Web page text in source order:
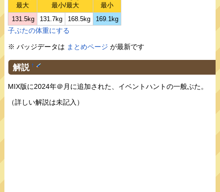
最大
最小/最大
最小
131.5kg
131.7kg 168.5kg 169.1kg
子ぶたの体重にする
※ バッジデータは まとめページ が最新です
解説 †
MIX版に2024年＠月に追加された、イベントハントの一般ぶた。
（詳しい解説は未記入）